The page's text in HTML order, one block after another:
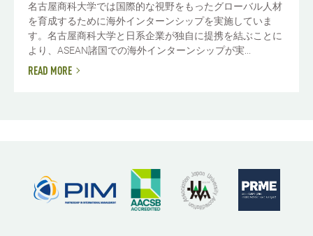
名古屋商科大学では国際的な視野をもったグローバル人材
を育成するために海外インターンシップを実施していま
す。名古屋商科大学と日系企業が独自に提携を結ぶことに
より、ASEAN諸国での海外インターンシップが実...
READ MORE